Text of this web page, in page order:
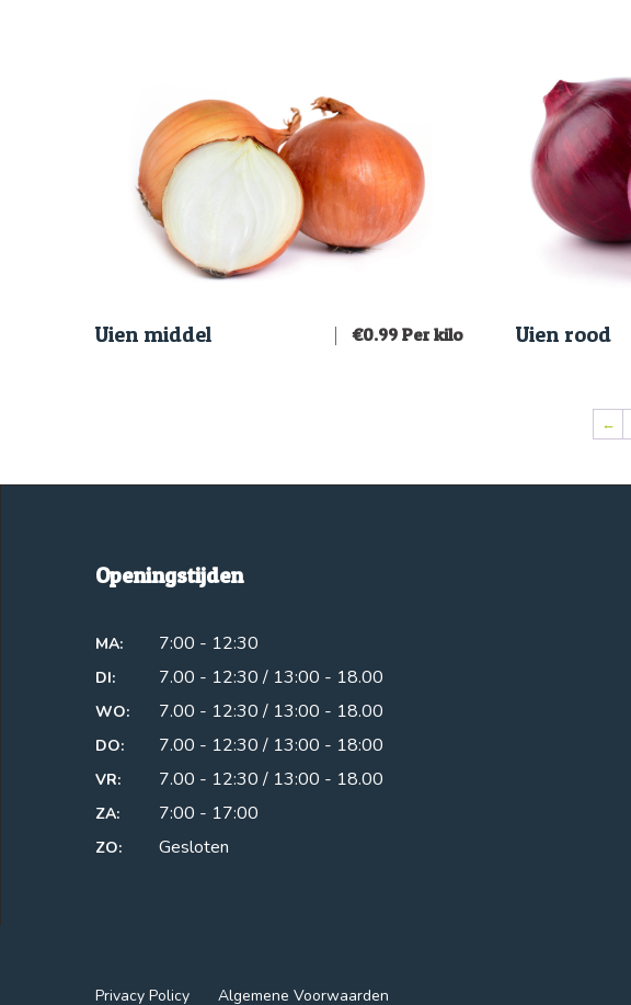
Uien middel €0.99 Per kilo Uien rood
←
Openingstijden
MA: 7:00 - 12:30
DI: 7.00 - 12:30 / 13:00 - 18.00
WO: 7.00 - 12:30 / 13:00 - 18.00
DO: 7.00 - 12:30 / 13:00 - 18:00
VR: 7.00 - 12:30 / 13:00 - 18.00
ZA: 7:00 - 17:00
ZO: Gesloten
Privacy Policy Algemene Voorwaarden